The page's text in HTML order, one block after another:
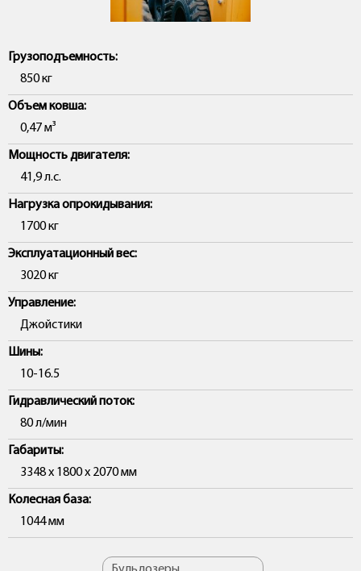
Грузоподъемность:
850 кг
Объем ковша:
0,47 м³
Мощность двигателя:
41,9 л.с.
Нагрузка опрокидывания:
1700 кг
Эксплуатационный вес:
3020 кг
Управление:
Джойстики
Шины:
10-16.5
Гидравлический поток:
80 л/мин
Габариты:
3348 х 1800 х 2070 мм
Колесная база:
1044 мм